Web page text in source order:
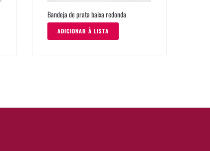
Bandeja de prata baixa redonda
ADICIONAR À LISTA